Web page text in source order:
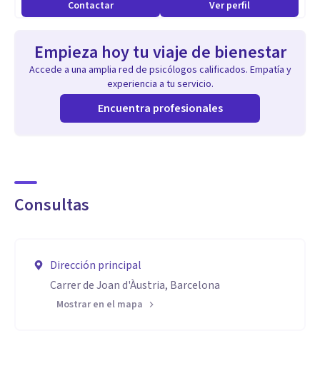
de contribuir a la mejora de calidad de vida.
Contactar Ver perfil
Empieza hoy tu viaje de bienestar
Accede a una amplia red de psicólogos calificados. Empatía y
experiencia a tu servicio.
Encuentra profesionales
Consultas
Dirección principal
Carrer de Joan d'Àustria, Barcelona
Mostrar en el mapa